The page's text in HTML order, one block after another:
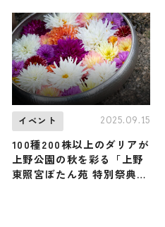
ラフトビールと自家製グル
メを楽しむ特別な体験を
イベント 2025.09.15
100種200株以上のダリアが
上野公園の秋を彩る「上野
東照宮ぼたん苑 特別祭典